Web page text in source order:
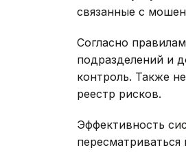
связанные с
Согласно
подразделений и
контроль. Также
реестр рисков.
Эффективность